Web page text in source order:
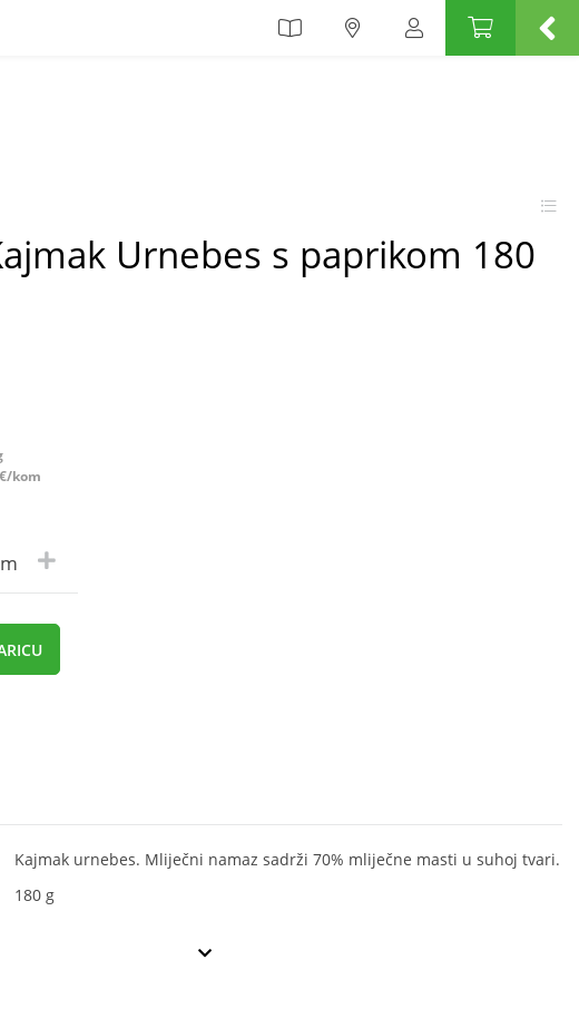
Urnebes s paprikom 180
kom
Kajmak urnebes. Mliječni namaz sadrži 70% mliječne masti u suhoj tvari.
180 g